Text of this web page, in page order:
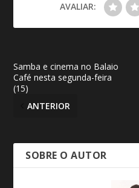
AVALIAR:
Samba e cinema no Balaio
Café nesta segunda-feira
(15)
ANTERIOR
SOBRE O AUTOR